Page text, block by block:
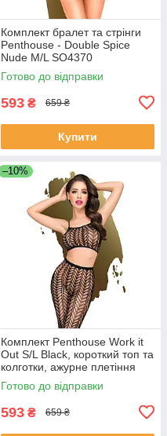
Комплект бралет та стрінги
Penthouse - Double Spice
Nude M/L SO4370
Готово до відправки
593 ₴ 659 ₴
Купити
–10%
Комплект Penthouse Work it
Out S/L Black, короткий топ та
колготки, ажурне плетіння
SO6449
Готово до відправки
593 ₴ 659 ₴